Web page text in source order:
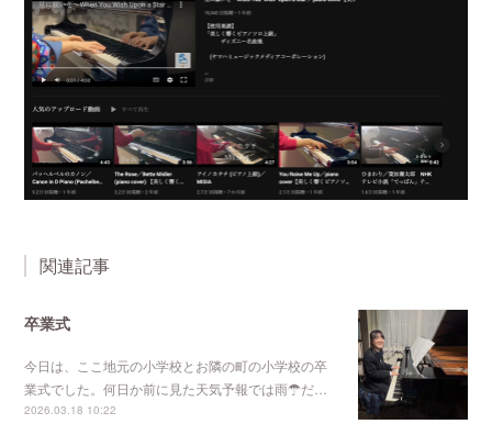
関連記事
卒業式
今日は、ここ地元の小学校とお隣の町の小学校の卒
業式でした。何日か前に見た天気予報では雨☂だ…
2026.03.18 10:22